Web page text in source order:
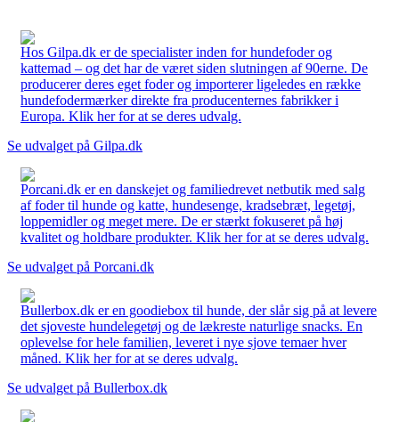
Hos Gilpa.dk er de specialister inden for hundefoder og
kattemad – og det har de været siden slutningen af 90erne. De
producerer deres eget foder og importerer ligeledes en række
hundefodermærker direkte fra producenternes fabrikker i
Europa. Klik her for at se deres udvalg.
Se udvalget på Gilpa.dk
Porcani.dk er en danskejet og familiedrevet netbutik med salg
af foder til hunde og katte, hundesenge, kradsebræt, legetøj,
loppemidler og meget mere. De er stærkt fokuseret på høj
kvalitet og holdbare produkter. Klik her for at se deres udvalg.
Se udvalget på Porcani.dk
Bullerbox.dk er en goodiebox til hunde, der slår sig på at levere
det sjoveste hundelegetøj og de lækreste naturlige snacks. En
oplevelse for hele familien, leveret i nye sjove temaer hver
måned. Klik her for at se deres udvalg.
Se udvalget på Bullerbox.dk